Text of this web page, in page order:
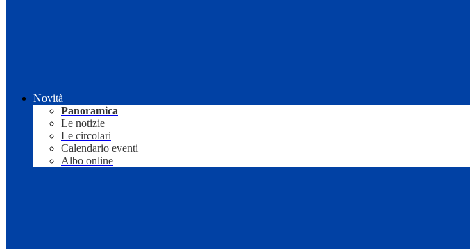
Novità
Panoramica
Le notizie
Le circolari
Calendario eventi
Albo online